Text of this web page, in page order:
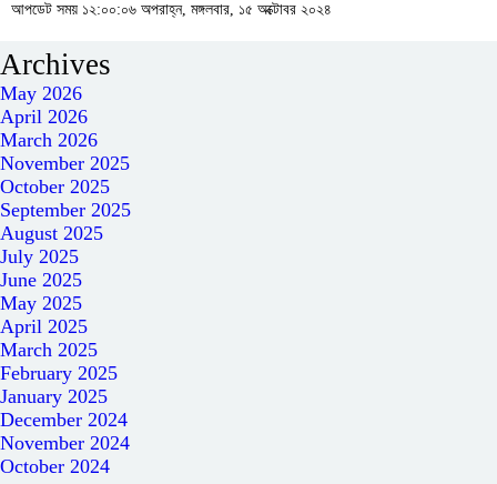
আপডেট সময় ১২:০০:০৬ অপরাহ্ন, মঙ্গলবার, ১৫ অক্টোবর ২০২৪
Archives
May 2026
April 2026
March 2026
November 2025
October 2025
September 2025
August 2025
July 2025
June 2025
May 2025
April 2025
March 2025
February 2025
January 2025
December 2024
November 2024
October 2024